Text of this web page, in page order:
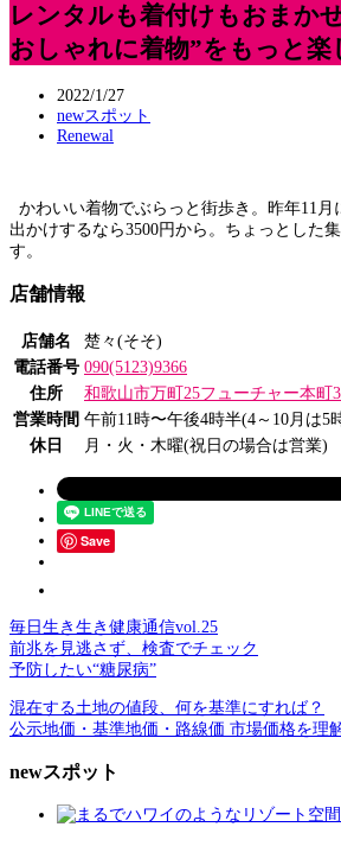
レンタルも着付けもおまか
おしゃれに着物”をもっと楽
2022/1/27
newスポット
Renewal
かわいい着物でぶらっと街歩き。昨年11
出かけするなら3500円から。ちょっとした
す。
店舗情報
店舗名
楚々(そそ)
電話番号 090(5123)9366
住所
和歌山市万町25フューチャー本町
営業時間 午前11時〜午後4時半(4～10月は5
休日
月・火・木曜(祝日の場合は営業)
Save
毎日生き生き健康通信vol.25
前兆を見逃さず、検査でチェック
予防したい“糖尿病”
混在する土地の値段、何を基準にすれば？
公示地価・基準地価・路線価 市場価格を理
newスポット